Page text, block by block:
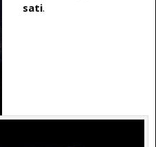
sati.